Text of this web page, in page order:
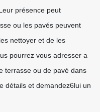
présence peut
ou les pavés peuvent
nettoyer et de les
pourrez vous adresser a
terrasse ou de pavé dans
détails et demandez6lui un